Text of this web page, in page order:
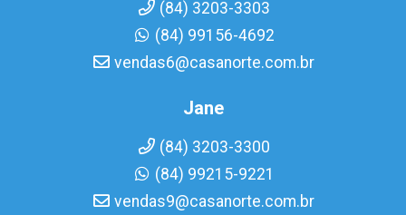
(84) 3203-3303
(84) 99156-4692
vendas6@casanorte.com.br
Jane
(84) 3203-3300
(84) 99215-9221
vendas9@casanorte.com.br